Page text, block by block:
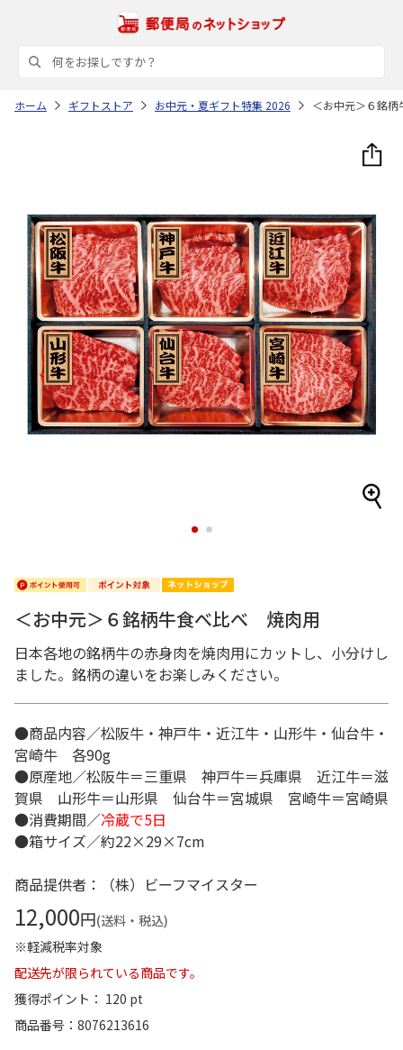
ホーム ギフトストア お中元・夏ギフト特集 2026 ＜お中元＞６銘
1 2
＜お中元＞６銘柄牛食べ比べ 焼肉用
日本各地の銘柄牛の赤身肉を焼肉用にカットし、小分けし
ました。銘柄の違いをお楽しみください。
●商品内容／松阪牛・神戸牛・近江牛・山形牛・仙台牛・
宮崎牛 各90g
●原産地／松阪牛＝三重県 神戸牛＝兵庫県 近江牛＝滋
賀県 山形牛＝山形県 仙台牛＝宮城県 宮崎牛＝宮崎県
●消費期間／冷蔵で5日
●箱サイズ／約22×29×7cm
商品提供者：（株）ビーフマイスター
12,000円(送料・税込)
※軽減税率対象
配送先が限られている商品です。
獲得ポイント： 120 pt
商品番号
8076213616